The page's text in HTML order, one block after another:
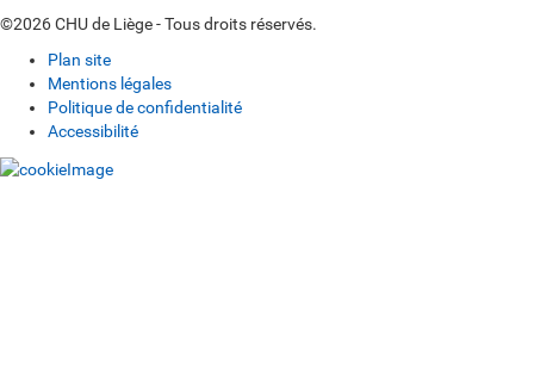
©2026 CHU de Liège - Tous droits réservés.
Plan site
Mentions légales
Politique de confidentialité
Accessibilité